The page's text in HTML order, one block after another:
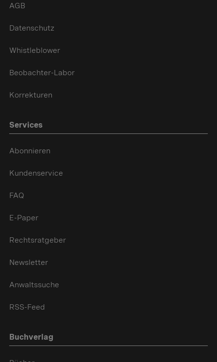
AGB
Datenschutz
Whistleblower
Beobachter-Labor
Korrekturen
Services
Abonnieren
Kundenservice
FAQ
E-Paper
Rechtsratgeber
Newsletter
Anwaltssuche
RSS-Feed
Buchverlag